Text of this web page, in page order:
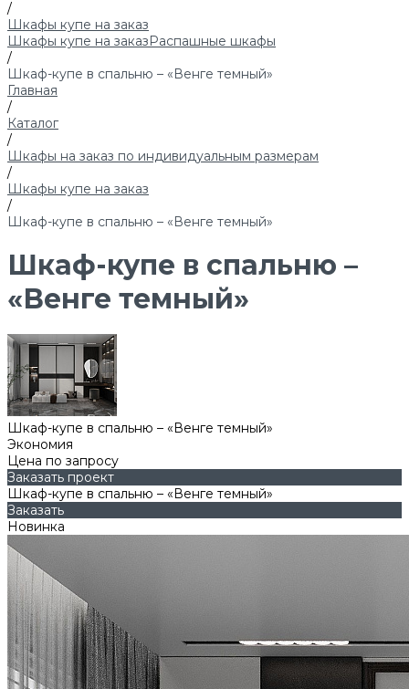
/
Шкафы купе на заказ
Шкафы купе на заказРаспашные шкафы
/
Шкаф-купе в спальню – «Венге темный»
Главная
/
Каталог
/
Шкафы на заказ по индивидуальным размерам
/
Шкафы купе на заказ
/
Шкаф-купе в спальню – «Венге темный»
Шкаф-купе в спальню –
«Венге темный»
Шкаф-купе в спальню – «Венге темный»
Экономия
Цена по запросу
Заказать проект
Шкаф-купе в спальню – «Венге темный»
Заказать
Новинка